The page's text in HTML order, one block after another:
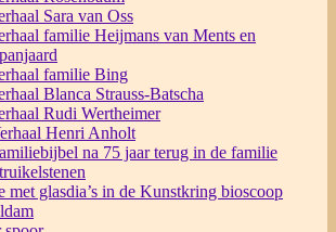
Sara van Oss
familie Heijmans van Ments en
familie Bing
Blanca Strauss-Batscha
Rudi Wertheimer
Henri Anholt
na 75 jaar terug in de familie
met glasdia’s in de Kunstkring bioscoop